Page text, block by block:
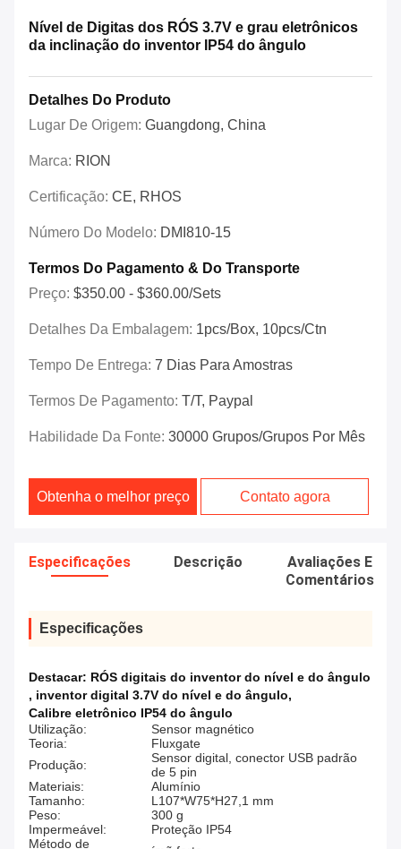
Nível de Digitas dos RÓS 3.7V e grau eletrônicos
da inclinação do inventor IP54 do ângulo
Detalhes Do Produto
Lugar De Origem: Guangdong, China
Marca: RION
Certificação: CE, RHOS
Número Do Modelo: DMI810-15
Termos Do Pagamento & Do Transporte
Preço: $350.00 - $360.00/Sets
Detalhes Da Embalagem: 1pcs/box, 10pcs/ctn
Tempo De Entrega: 7 Dias Para Amostras
Termos De Pagamento: T/T, Paypal
Habilidade Da Fonte: 30000 Grupos/grupos Por Mês
Obtenha o melhor preço Contato agora
Especificações Descrição
Avaliações E
Comentários
Especificações
Destacar: RÓS digitais do inventor do nível e do ângulo
, inventor digital 3.7V do nível e do ângulo,
Calibre eletrônico IP54 do ângulo
Utilização:
Sensor magnético
Teoria:
Fluxgate
Produção:
Sensor digital, conector USB padrão
de 5 pin
Materiais:
Alumínio
Tamanho:
L107*W75*H27,1 mm
Peso:
300 g
Impermeável:
Proteção IP54
Método de